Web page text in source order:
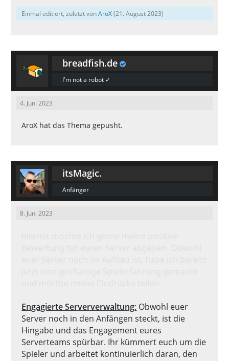
Einmal editiert, zuletzt vonAroX(21. August 2023)
breadfish.de
I'm not a robot ✓
4. Juni 2023
AroX hat das Thema gepusht.
itsMagic.
Anfänger
8. Juni 2023
Engagierte Serververwaltung: Obwohl euer
Server noch in den Anfängen steckt, ist die
Hingabe und das Engagement eures
Serverteams spürbar. Ihr kümmert euch um die
Spieler und arbeitet kontinuierlich daran, den